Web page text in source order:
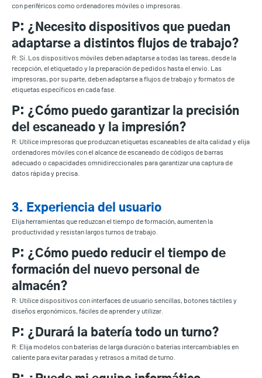
con periféricos como ordenadores móviles o impresoras.
P: ¿Necesito dispositivos que puedan
adaptarse a distintos flujos de trabajo?
R: Sí. Los dispositivos móviles deben adaptarse a todas las tareas, desde la
recepción, el etiquetado y la preparación de pedidos hasta el envío. Las
impresoras, por su parte, deben adaptarse a flujos de trabajo y formatos de
etiquetas específicos en cada fase.
P: ¿Cómo puedo garantizar la precisión
del escaneado y la impresión?
R: Utilice impresoras que produzcan etiquetas escaneables de alta calidad y elija
ordenadores móviles con el alcance de escaneado de códigos de barras
adecuado o capacidades omnidireccionales para garantizar una captura de
datos rápida y precisa.
3. Experiencia del usuario
Elija herramientas que reduzcan el tiempo de formación, aumenten la
productividad y resistan largos turnos de trabajo.
P: ¿Cómo puedo reducir el tiempo de
formación del nuevo personal de
almacén?
R: Utilice dispositivos con interfaces de usuario sencillas, botones táctiles y
diseños ergonómicos, fáciles de aprender y utilizar.
P: ¿Durará la batería todo un turno?
R: Elija modelos con baterías de larga duración o baterías intercambiables en
caliente para evitar paradas y retrasos a mitad de turno.